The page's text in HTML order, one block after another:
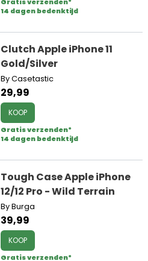
14 dagen bedenktijd
Clutch Apple iPhone 11
Gold/Silver
By Casetastic
29,99
KOOP
Gratis verzenden*
14 dagen bedenktijd
Tough Case Apple iPhone
12/12 Pro - Wild Terrain
By Burga
39,99
KOOP
Gratis verzenden*